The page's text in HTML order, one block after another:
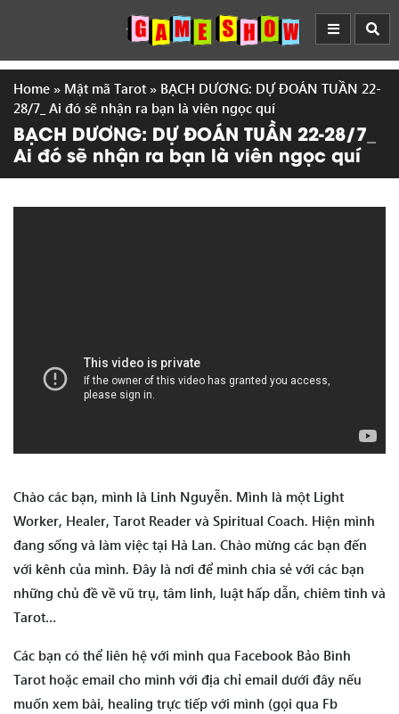
Home » Mật mã Tarot » BẠCH DƯƠNG: DỰ ĐOÁN TUẦN 22-
28/7_ Ai đó sẽ nhận ra bạn là viên ngọc quí
BẠCH DƯƠNG: DỰ ĐOÁN TUẦN 22-28/7_
Ai đó sẽ nhận ra bạn là viên ngọc quí
Chào các bạn, mình là Linh Nguyễn. Mình là một Light
Worker, Healer, Tarot Reader và Spiritual Coach. Hiện mình
đang sống và làm việc tại Hà Lan. Chào mừng các bạn đến
với kênh của mình. Đây là nơi để mình chia sẻ với các bạn
những chủ đề về vũ trụ, tâm linh, luật hấp dẫn, chiêm tinh và
Tarot…
Các bạn có thể liên hệ với mình qua Facebook Bảo Bình
Tarot hoặc email cho mình với địa chỉ email dưới đây nếu
muốn xem bài, healing trực tiếp với mình (gọi qua Fb